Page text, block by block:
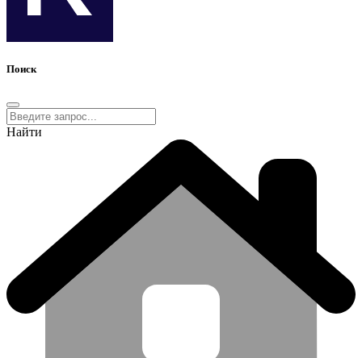
Поиск
Найти